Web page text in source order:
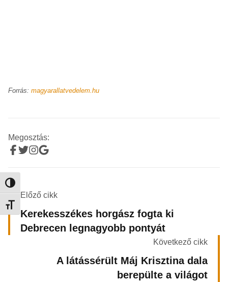
Nagy kontraszt váltása
Betűméret váltása
Forrás: magyarallatvedelem.hu
Megosztás:
Előző cikk
Kerekesszékes horgász fogta ki
Debrecen legnagyobb pontyát
Következő cikk
A látássérült Máj Krisztina dala
berepülte a világot